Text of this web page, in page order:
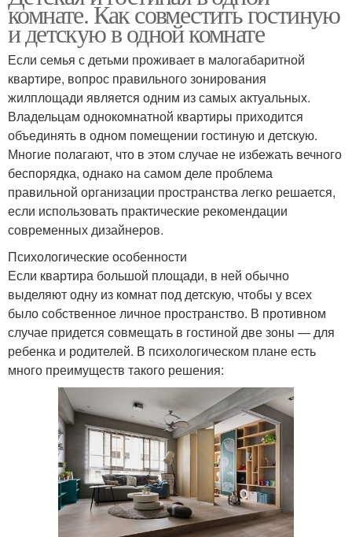
комнате. Как совместить гостиную
и детскую в одной комнате
Если семья с детьми проживает в малогабаритной
квартире, вопрос правильного зонирования
жилплощади является одним из самых актуальных.
Владельцам однокомнатной квартиры приходится
объединять в одном помещении гостиную и детскую.
Многие полагают, что в этом случае не избежать вечного
беспорядка, однако на самом деле проблема
правильной организации пространства легко решается,
если использовать практические рекомендации
современных дизайнеров.
Психологические особенности
Если квартира большой площади, в ней обычно
выделяют одну из комнат под детскую, чтобы у всех
было собственное личное пространство. В противном
случае придется совмещать в гостиной две зоны — для
ребенка и родителей. В психологическом плане есть
много преимуществ такого решения: